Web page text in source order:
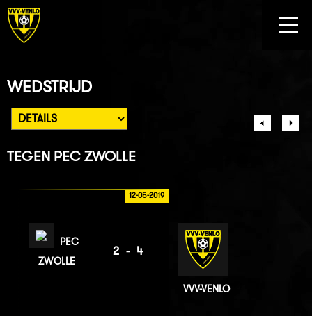
WEDSTRIJD
TEGEN PEC ZWOLLE
12-05-2019
PEC
ZWOLLE
2-4
VVV-VENLO